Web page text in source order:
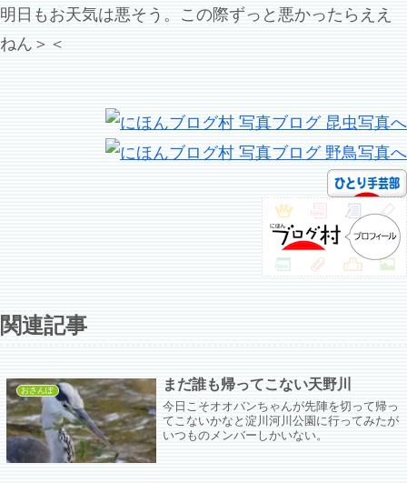
明日もお天気は悪そう。この際ずっと悪かったらええ
ねん＞＜
関連記事
おさんぽ まだ誰も帰ってこない天野川
今日こそオオバンちゃんが先陣を切って帰っ
てこないかなと淀川河川公園に行ってみたが
いつものメンバーしかいない。